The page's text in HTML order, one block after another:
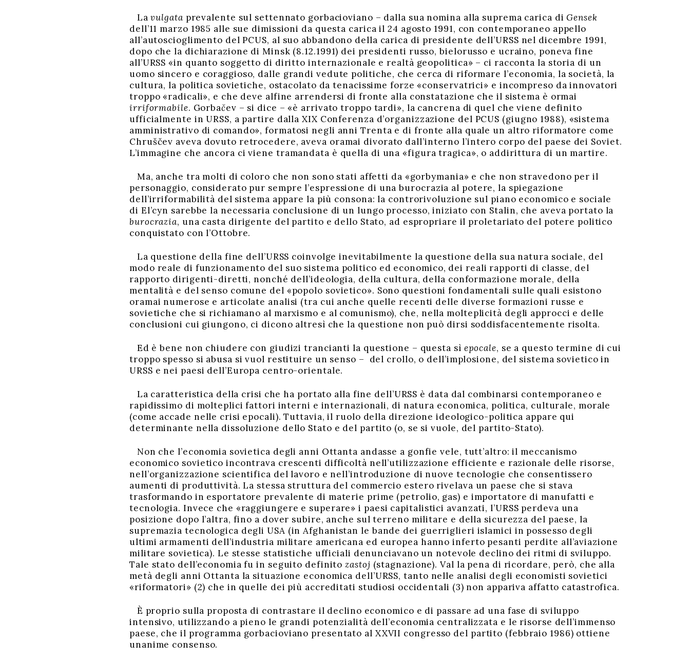
Lavulgata prevalente sul settennato gorbacioviano – dalla sua nomina alla suprema carica diGensek
dell’11 marzo 1985 alle sue dimissioni da questa carica il 24 agosto 1991, con contemporaneo appello
all’autoscioglimento del PCUS, al suo abbandono della carica di presidente dell’URSS nel dicembre 1991,
dopo che la dichiarazione di Minsk (8.12.1991) dei presidenti russo, bielorusso e ucraino, poneva fine
all’URSS «in quanto soggetto di diritto internazionale e realtà geopolitica» – ci racconta la storia di un
uomo sincero e coraggioso, dalle grandi vedute politiche, che cerca di riformare l’economia, la società, la
cultura, la politica sovietiche, ostacolato da tenacissime forze «conservatrici» e incompreso da innovatori
troppo «radicali», e che deve alfine arrendersi di fronte alla constatazione che il sistema è ormai
irriformabile. Gorbačev – si dice – «è arrivato troppo tardi», la cancrena di quel che viene definito
ufficialmente in URSS, a partire dalla XIX Conferenza d’organizzazione del PCUS (giugno 1988), «sistema
amministrativo di comando», formatosi negli anni Trenta e di fronte alla quale un altro riformatore come
Chruščev aveva dovuto retrocedere, aveva oramai divorato dall’interno l’intero corpo del paese dei Soviet.
L’immagine che ancora ci viene tramandata è quella di una «figura tragica», o addirittura di un martire.
Ma, anche tra molti di coloro che non sono stati affetti da «gorbymania» e che non stravedono per il
personaggio, considerato pur sempre l’espressione di una burocrazia al potere, la spiegazione
dell’irriformabilità del sistema appare la più consona: la controrivoluzione sul piano economico e sociale
di El’cyn sarebbe la necessaria conclusione di un lungo processo, iniziato con Stalin, che aveva portato la
burocrazia, una casta dirigente del partito e dello Stato, ad espropriare il proletariato del potere politico
conquistato con l’Ottobre.
La questione della fine dell’URSS coinvolge inevitabilmente la questione della sua natura sociale, del
modo reale di funzionamento del suo sistema politico ed economico, dei reali rapporti di classe, del
rapporto dirigenti-diretti, nonché dell’ideologia, della cultura, della conformazione morale, della
mentalità e del senso comune del «popolo sovietico». Sono questioni fondamentali sulle quali esistono
oramai numerose e articolate analisi (tra cui anche quelle recenti delle diverse formazioni russe e
sovietiche che si richiamano al marxismo e al comunismo), che, nella molteplicità degli approcci e delle
conclusioni cui giungono, ci dicono altresì che la questione non può dirsi soddisfacentemente risolta.
Ed è bene non chiudere con giudizi trancianti la questione – questa sì epocale, se a questo termine di cui
troppo spesso si abusa si vuol restituire un senso – del crollo, o dell’implosione, del sistema sovietico in
URSS e nei paesi dell’Europa centro-orientale.
La caratteristica della crisi che ha portato alla fine dell’URSS è data dal combinarsi contemporaneo e
rapidissimo di molteplici fattori interni e internazionali, di natura economica, politica, culturale, morale
(come accade nelle crisi epocali). Tuttavia, il ruolo della direzione ideologico-politica appare qui
determinante nella dissoluzione dello Stato e del partito (o, se si vuole, del partito-Stato).
Non che l’economia sovietica degli anni Ottanta andasse a gonfie vele, tutt’altro: il meccanismo
economico sovietico incontrava crescenti difficoltà nell’utilizzazione efficiente e razionale delle risorse,
nell’organizzazione scientifica del lavoro e nell’introduzione di nuove tecnologie che consentissero
aumenti di produttività. La stessa struttura del commercio estero rivelava un paese che si stava
trasformando in esportatore prevalente di materie prime (petrolio, gas) e importatore di manufatti e
tecnologia. Invece che «raggiungere e superare» i paesi capitalistici avanzati, l’URSS perdeva una
posizione dopo l’altra, fino a dover subire, anche sul terreno militare e della sicurezza del paese, la
supremazia tecnologica degli USA (in Afghanistan le bande dei guerriglieri islamici in possesso degli
ultimi armamenti dell’industria militare americana ed europea hanno inferto pesanti perdite all’aviazione
militare sovietica). Le stesse statistiche ufficiali denunciavano un notevole declino dei ritmi di sviluppo.
Tale stato dell’economia fu in seguito definitozastoj (stagnazione). Val la pena di ricordare, però, che alla
metà degli anni Ottanta la situazione economica dell’URSS, tanto nelle analisi degli economisti sovietici
«riformatori» (2) che in quelle dei più accreditati studiosi occidentali (3) non appariva affatto catastrofica.
È proprio sulla proposta di contrastare il declino economico e di passare ad una fase di sviluppo
intensivo, utilizzando a pieno le grandi potenzialità dell’economia centralizzata e le risorse dell’immenso
paese, che il programma gorbacioviano presentato al XXVII congresso del partito (febbraio 1986) ottiene
unanime consenso.